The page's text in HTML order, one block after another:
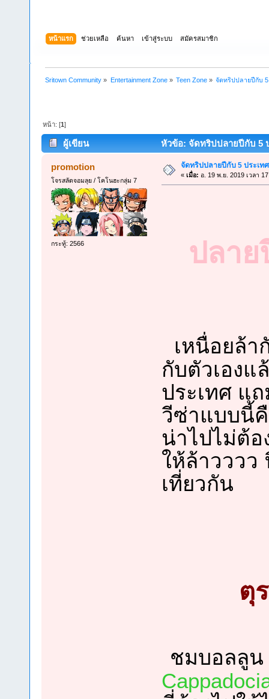
หน้าแรก ช่วยเหลือ ค้นหา เข้าสู่ระบบ สมัครสมาชิก
Sritown Community » Entertainment Zone» Teen Zone» จัดทริปปลายปีกับ
หน้า: [1]
ผู้เขียน หัวข้อ: จัดทริปปลายปีกับ 5
promotion
โจรสลัดจอมลุย / โคโนฮะกลุ่ม 7
กระทู้: 2566
จัดทริปปลายปีกับ 5 ประเท
« เมื่อ: อ. 19 พ.ย. 2019 เวลา
ปลาย
เหนื่อยล้า
กับตัวเองแ
ประเทศ แ
วีซ่าแบบนี้
น่าไปไม่ต้
ให้ล้าวววว
เที่ยวกัน
ตุ
ชมบอลลูน